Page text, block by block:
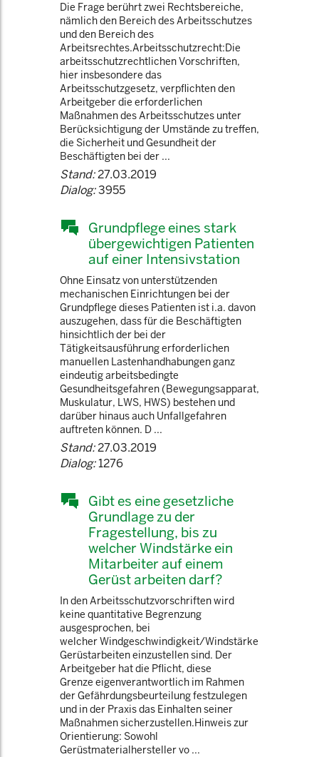
Die Frage berührt zwei Rechtsbereiche,
nämlich den Bereich des Arbeitsschutzes
und den Bereich des
Arbeitsrechtes.Arbeitsschutzrecht:Die
arbeitsschutzrechtlichen Vorschriften,
hier insbesondere das
Arbeitsschutzgesetz, verpflichten den
Arbeitgeber die erforderlichen
Maßnahmen des Arbeitsschutzes unter
Berücksichtigung der Umstände zu treffen,
die Sicherheit und Gesundheit der
Beschäftigten bei der ...
Stand:27.03.2019
Dialog:3955
Grundpflege eines stark
übergewichtigen Patienten
auf einer Intensivstation
Ohne Einsatz von unterstützenden
mechanischen Einrichtungen bei der
Grundpflege dieses Patienten ist i.a. davon
auszugehen, dass für die Beschäftigten
hinsichtlich der bei der
Tätigkeitsausführung erforderlichen
manuellen Lastenhandhabungen ganz
eindeutig arbeitsbedingte
Gesundheitsgefahren (Bewegungsapparat,
Muskulatur, LWS, HWS) bestehen und
darüber hinaus auch Unfallgefahren
auftreten können. D ...
Stand:27.03.2019
Dialog:1276
Gibt es eine gesetzliche
Grundlage zu der
Fragestellung, bis zu
welcher Windstärke ein
Mitarbeiter auf einem
Gerüst arbeiten darf?
In den Arbeitsschutzvorschriften wird
keine quantitative Begrenzung
ausgesprochen, bei
welcher Windgeschwindigkeit/Windstärke
Gerüstarbeiten einzustellen sind. Der
Arbeitgeber hat die Pflicht, diese
Grenze eigenverantwortlich im Rahmen
der Gefährdungsbeurteilung festzulegen
und in der Praxis das Einhalten seiner
Maßnahmen sicherzustellen.Hinweis zur
Orientierung: Sowohl
Gerüstmaterialhersteller vo ...